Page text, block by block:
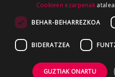
Cookieen ezarpenak
BEHAR-BEHARREZKOA
BIDERATZEA
GUZTIAK ONARTU